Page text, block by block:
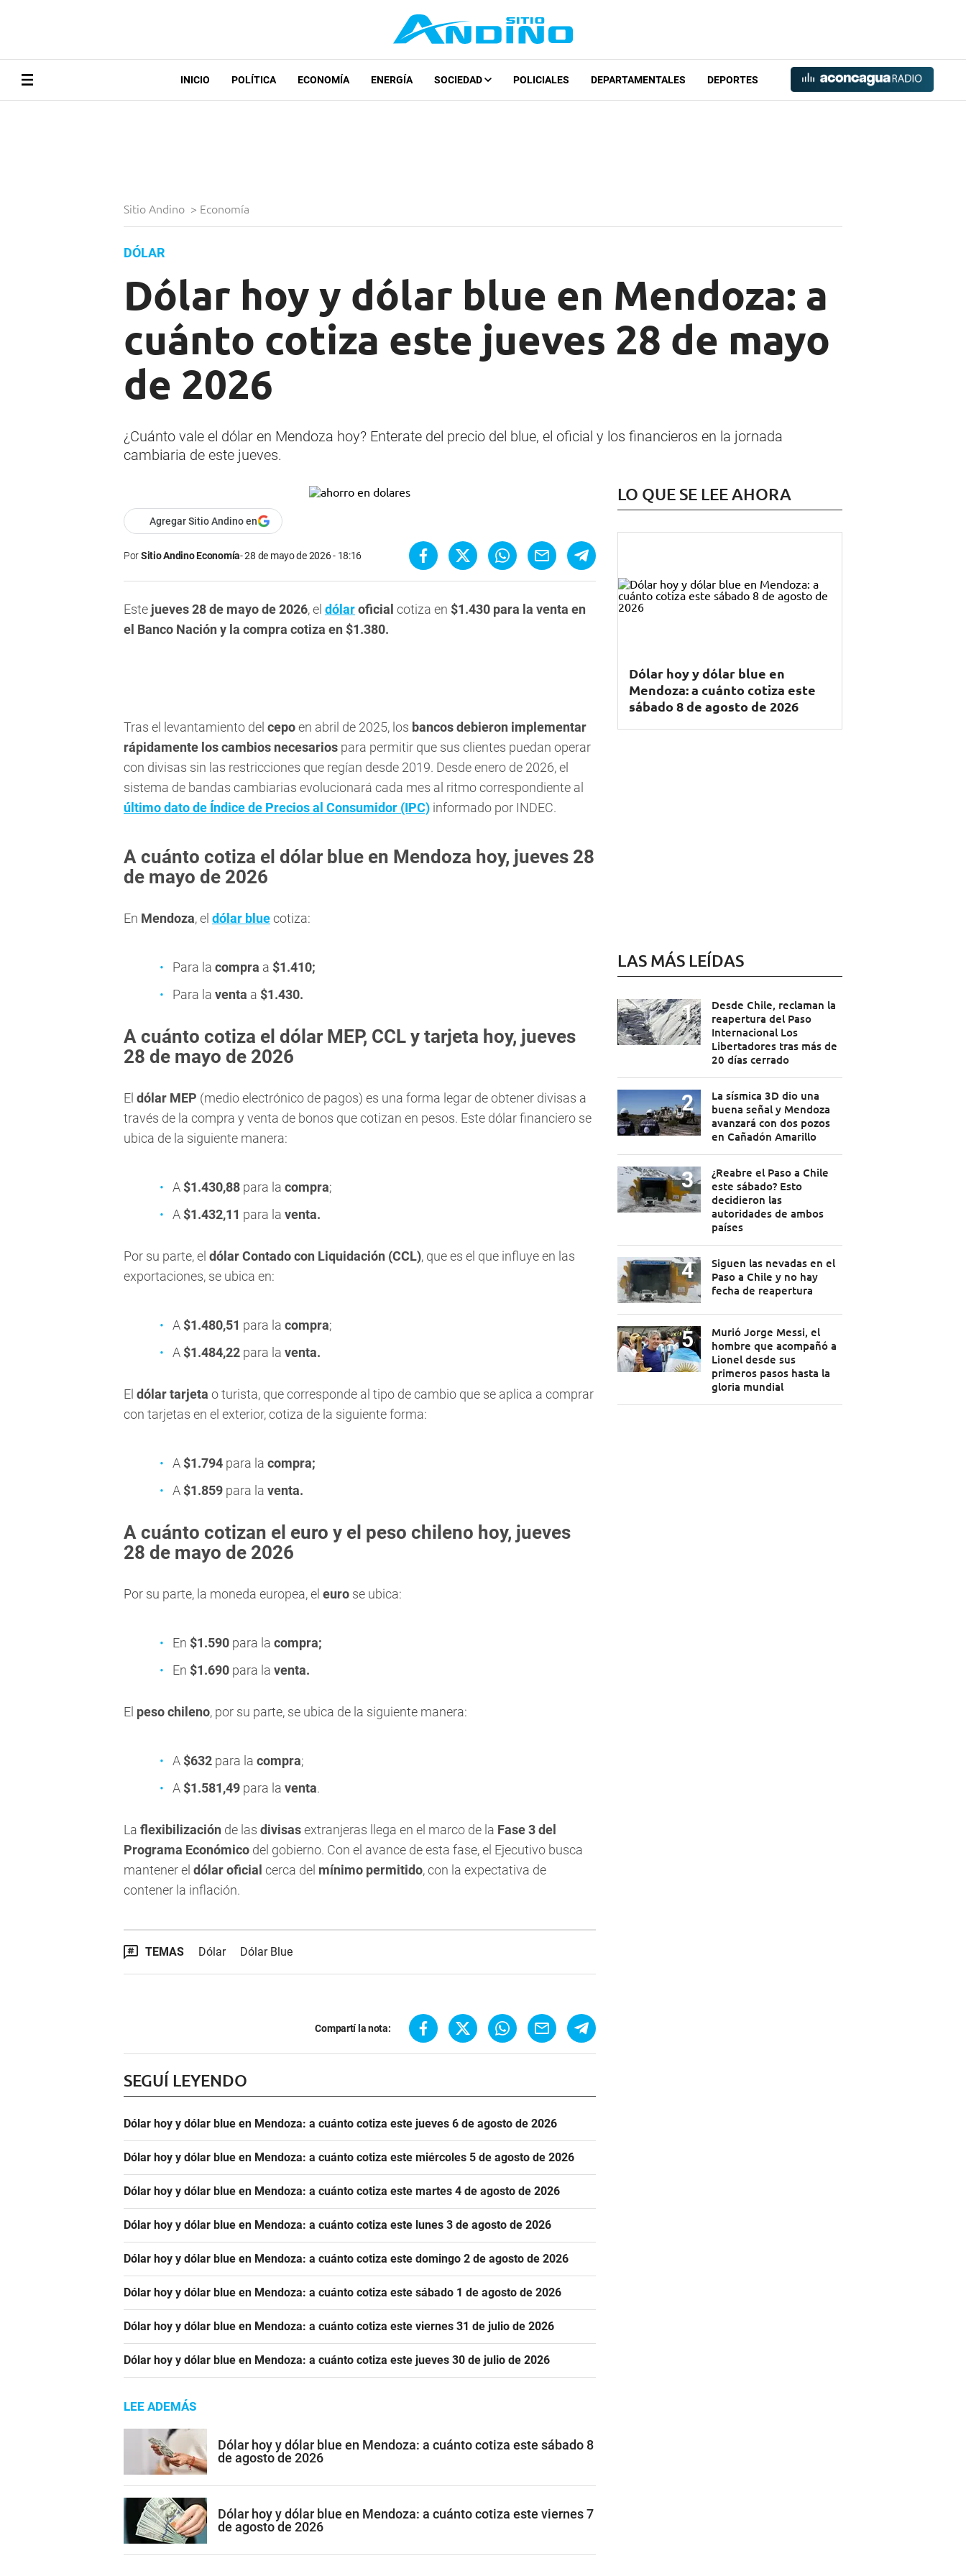
INICIO POLÍTICA ECONOMÍA ENERGÍA SOCIEDAD POLICIALES DEPARTAMENTALES DEPORTES
Sitio Andino > Economía
DÓLAR
Dólar hoy y dólar blue en Mendoza: a
cuánto cotiza este jueves 28 de mayo
de 2026
¿Cuánto vale el dólar en Mendoza hoy? Enterate del precio del blue, el oficial y los financieros en la jornada
cambiaria de este jueves.
Agregar Sitio Andino en
PorSitio Andino Economía 28 de mayo de 2026 - 18:16
Este jueves 28 de mayo de 2026, el dólaroficial cotiza en $1.430 para la venta en
el Banco Nación y la compra cotiza en $1.380.
Tras el levantamiento del cepoen abril de 2025, los bancos debieron implementar
rápidamente los cambios necesarios para permitir que sus clientes puedan operar
con divisas sin las restricciones que regían desde 2019. Desde enero de 2026, el
sistema de bandas cambiarias evolucionará cada mes al ritmo correspondiente al
último dato de Índice de Precios al Consumidor (IPC) informado por INDEC.
A cuánto cotiza el dólar blue en Mendoza hoy, jueves 28
de mayo de 2026
En Mendoza, el dólar bluecotiza:
Para la compra a $1.410;
Para la venta a $1.430.
A cuánto cotiza el dólar MEP, CCL y tarjeta hoy, jueves
28 de mayo de 2026
El dólar MEP (medio electrónico de pagos) es una forma legar de obtener divisas a
través de la compra y venta de bonos que cotizan en pesos. Este dólar financiero se
ubica de la siguiente manera:
A $1.430,88 para la compra;
A $1.432,11 para la venta.
Por su parte, el dólar Contado con Liquidación (CCL), que es el que influye en las
exportaciones, se ubica en:
A $1.480,51 para la compra;
A $1.484,22 para la venta.
El dólar tarjeta o turista, que corresponde al tipo de cambio que se aplica a comprar
con tarjetas en el exterior, cotiza de la siguiente forma:
A $1.794 para la compra;
A $1.859 para la venta.
A cuánto cotizan el euro y el peso chileno hoy, jueves
28 de mayo de 2026
Por su parte, la moneda europea, el euro se ubica:
En $1.590 para la compra;
En $1.690 para la venta.
El peso chileno, por su parte, se ubica de la siguiente manera:
A $632 para la compra;
A $1.581,49 para la venta.
La flexibilización de las divisasextranjeras llega en el marco de la Fase 3 del
Programa Económico del gobierno. Con el avance de esta fase, el Ejecutivo busca
mantener el dólar oficial cerca del mínimo permitido, con la expectativa de
contener la inflación.
TEMAS Dólar Dólar Blue
Compartí la nota:
SEGUÍ LEYENDO
Dólar hoy y dólar blue en Mendoza: a cuánto cotiza este jueves 6 de agosto de 2026
Dólar hoy y dólar blue en Mendoza: a cuánto cotiza este miércoles 5 de agosto de 2026
Dólar hoy y dólar blue en Mendoza: a cuánto cotiza este martes 4 de agosto de 2026
Dólar hoy y dólar blue en Mendoza: a cuánto cotiza este lunes 3 de agosto de 2026
Dólar hoy y dólar blue en Mendoza: a cuánto cotiza este domingo 2 de agosto de 2026
Dólar hoy y dólar blue en Mendoza: a cuánto cotiza este sábado 1 de agosto de 2026
Dólar hoy y dólar blue en Mendoza: a cuánto cotiza este viernes 31 de julio de 2026
Dólar hoy y dólar blue en Mendoza: a cuánto cotiza este jueves 30 de julio de 2026
LEE ADEMÁS
Dólar hoy y dólar blue en Mendoza: a cuánto cotiza este sábado 8
de agosto de 2026
Dólar hoy y dólar blue en Mendoza: a cuánto cotiza este viernes 7
de agosto de 2026
LO QUE SE LEE AHORA
Dólar hoy y dólar blue en
Mendoza: a cuánto cotiza este
sábado 8 de agosto de 2026
LAS MÁS LEÍDAS
Desde Chile, reclaman la
reapertura del Paso
Internacional Los
Libertadores tras más de
20 días cerrado
La sísmica 3D dio una
buena señal y Mendoza
avanzará con dos pozos
en Cañadón Amarillo
¿Reabre el Paso a Chile
este sábado? Esto
decidieron las
autoridades de ambos
países
Siguen las nevadas en el
Paso a Chile y no hay
fecha de reapertura
Murió Jorge Messi, el
hombre que acompañó a
Lionel desde sus
primeros pasos hasta la
gloria mundial